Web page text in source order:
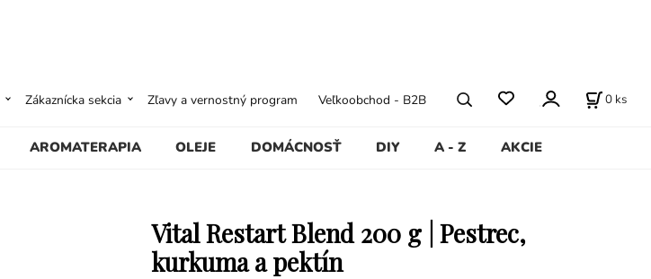
AROMATERAPIA OLEJE DOMÁCNOSŤ DIY A - Z AKCIE
Zákaznícka sekcia Zľavy a vernostný program Veľkoobchod - B2B 0 ks
Vital Restart Blend 200 g | Pestrec,
kurkuma a pektín